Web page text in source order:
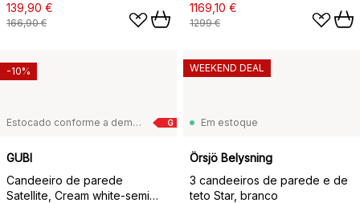
139,90 €
166,90 €
1169,10 €
1299 €
G
Estocado conforme a demanda
GUBI
Candeeiro de parede
Satellite, Cream white-semi
-10%
Em estoque
Örsjö Belysning
3 candeeiros de parede e de
teto Star, branco
WEEKEND DEAL